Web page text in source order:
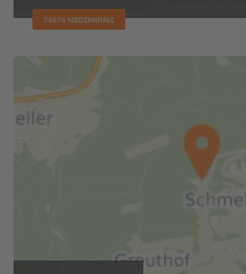
74676 NIEDERNHALL